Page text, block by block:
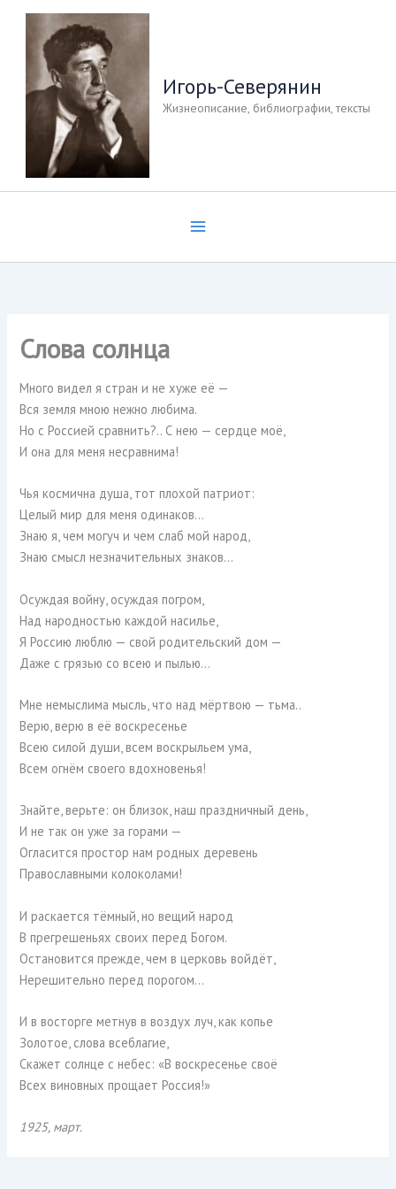
Перейти
содержимому
Игорь-Северянин
Жизнеописание, библиографии, тексты
Слова солнца
Много видел я стран и не хуже её —
Вся земля мною нежно любима.
Но с Россией сравнить?.. С нею — сердце моё,
И она для меня несравнима!
Чья космична душа, тот плохой патриот:
Целый мир для меня одинаков…
Знаю я, чем могуч и чем слаб мой народ,
Знаю смысл незначительных знаков…
Осуждая войну, осуждая погром,
Над народностью каждой насилье,
Я Россию люблю — свой родительский дом —
Даже с грязью со всею и пылью…
Мне немыслима мысль, что над мёртвою — тьма..
Верю, верю в её воскресенье
Всею силой души, всем воскрыльем ума,
Всем огнём своего вдохновенья!
Знайте, верьте: он близок, наш праздничный день,
И не так он уже за горами —
Огласится простор нам родных деревень
Православными колоколами!
И раскается тёмный, но вещий народ
В прегрешеньях своих перед Богом.
Остановится прежде, чем в церковь войдёт,
Нерешительно перед порогом…
И в восторге метнув в воздух луч, как копье
Золотое, слова всеблагие,
Скажет солнце с небес: «В воскресенье своё
Всех виновных прощает Россия!»
1925, март.